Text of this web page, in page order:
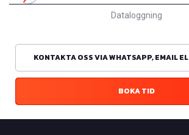
Dataloggning
KONTAKTA OSS VIA WHATSAPP, EMAIL
BOKA TID